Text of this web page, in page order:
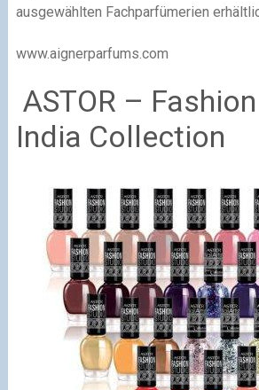
ausgewählten Fachparfümerien
www.aignerparfums.com
ASTOR –
India Collection